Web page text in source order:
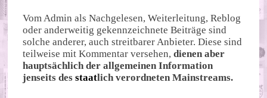
Vom Admin als Nachgelesen, Weiterleitung, Reblog
oder anderweitig gekennzeichnete Beiträge sind
solche anderer, auch streitbarer Anbieter. Diese sind
teilweise mit Kommentar versehen,dienen aber
hauptsächlich der allgemeinen Information
jenseits desstaatlich verordneten Mainstreams.